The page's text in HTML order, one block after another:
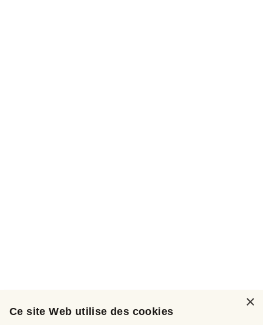
×
Ce site Web utilise des cookies